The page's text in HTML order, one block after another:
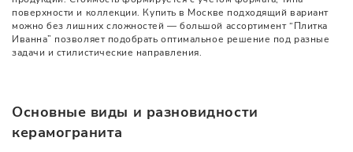
поверхности и коллекции. Купить в Москве подходящий вариант
можно без лишних сложностей — большой ассортимент “Плитка
Иванна” позволяет подобрать оптимальное решение под разные
задачи и стилистические направления.
Основные виды и разновидности
керамогранита